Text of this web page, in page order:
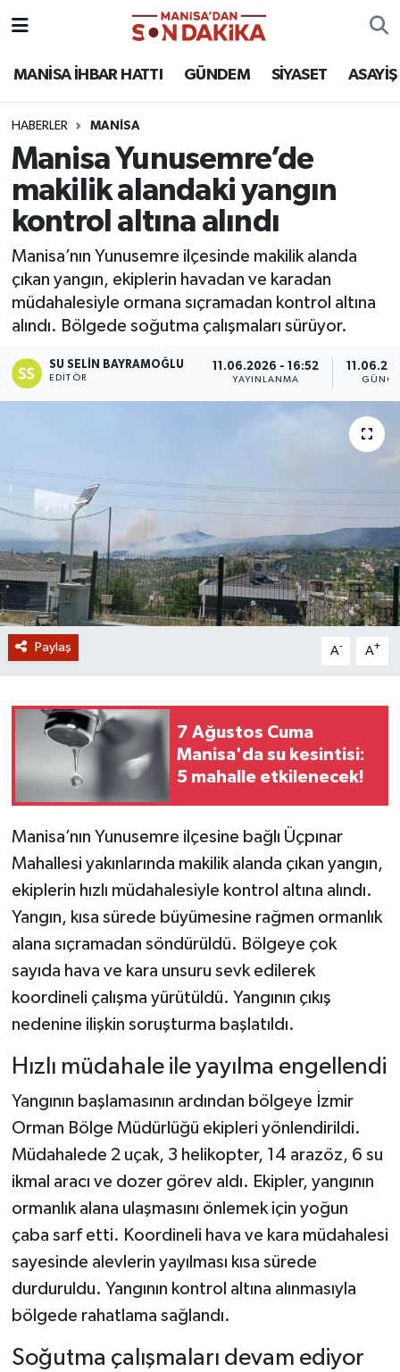
MANİSA İHBAR HATTI GÜNDEM SİYASET ASAYİŞ
HABERLER MANİSA
Manisa Yunusemre’de
makilik alandaki yangın
kontrol altına alındı
Manisa’nın Yunusemre ilçesinde makilik alanda
çıkan yangın, ekiplerin havadan ve karadan
müdahalesiyle ormana sıçramadan kontrol altına
alındı. Bölgede soğutma çalışmaları sürüyor.
SU SELIN BAYRAMOĞLU
EDITÖR
11.06.2026 - 16:52
YAYINLANMA
Paylaş A- A+
7 Ağustos Cuma
Manisa'da su kesintisi:
5 mahalle etkilenecek!
Manisa’nın Yunusemre ilçesine bağlı Üçpınar
Mahallesi yakınlarında makilik alanda çıkan yangın,
ekiplerin hızlı müdahalesiyle kontrol altına alındı.
Yangın, kısa sürede büyümesine rağmen ormanlık
alana sıçramadan söndürüldü. Bölgeye çok
sayıda hava ve kara unsuru sevk edilerek
koordineli çalışma yürütüldü. Yangının çıkış
nedenine ilişkin soruşturma başlatıldı.
Hızlı müdahale ile yayılma engellendi
Yangının başlamasının ardından bölgeye İzmir
Orman Bölge Müdürlüğü ekipleri yönlendirildi.
Müdahalede 2 uçak, 3 helikopter, 14 arazöz, 6 su
ikmal aracı ve dozer görev aldı. Ekipler, yangının
ormanlık alana ulaşmasını önlemek için yoğun
çaba sarf etti. Koordineli hava ve kara müdahalesi
sayesinde alevlerin yayılması kısa sürede
durduruldu. Yangının kontrol altına alınmasıyla
bölgede rahatlama sağlandı.
Soğutma çalışmaları devam ediyor
ASAYİŞ
KÜLTÜR-SANAT
MAGAZİN
MANİSA'DA TRAFİK
SİYASET
İLETİŞİM
Hava Durumu
Puan Durumu ve Fikstür
Tüm Manşetler
Son Dakika Haberleri
Haber Arşivi